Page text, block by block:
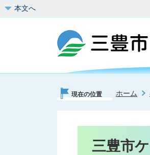
本文へ
現在の位置 ホーム
三豊市